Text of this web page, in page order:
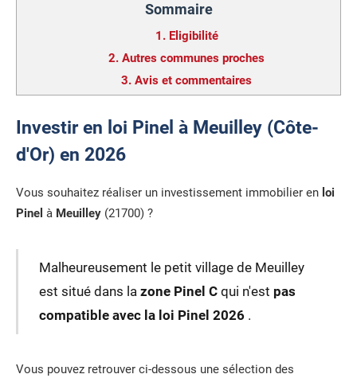
Sommaire
1. Eligibilité
2. Autres communes proches
3. Avis et commentaires
Investir en loi Pinel à Meuilley (Côte-
d'Or) en 2026
Vous souhaitez réaliser un investissement immobilier en loi
Pinel à Meuilley (21700) ?
Malheureusement le petit village de Meuilley
est situé dans la zone Pinel Cqui n'est pas
compatible avec la loi Pinel 2026 .
Vous pouvez retrouver ci-dessous une sélection des